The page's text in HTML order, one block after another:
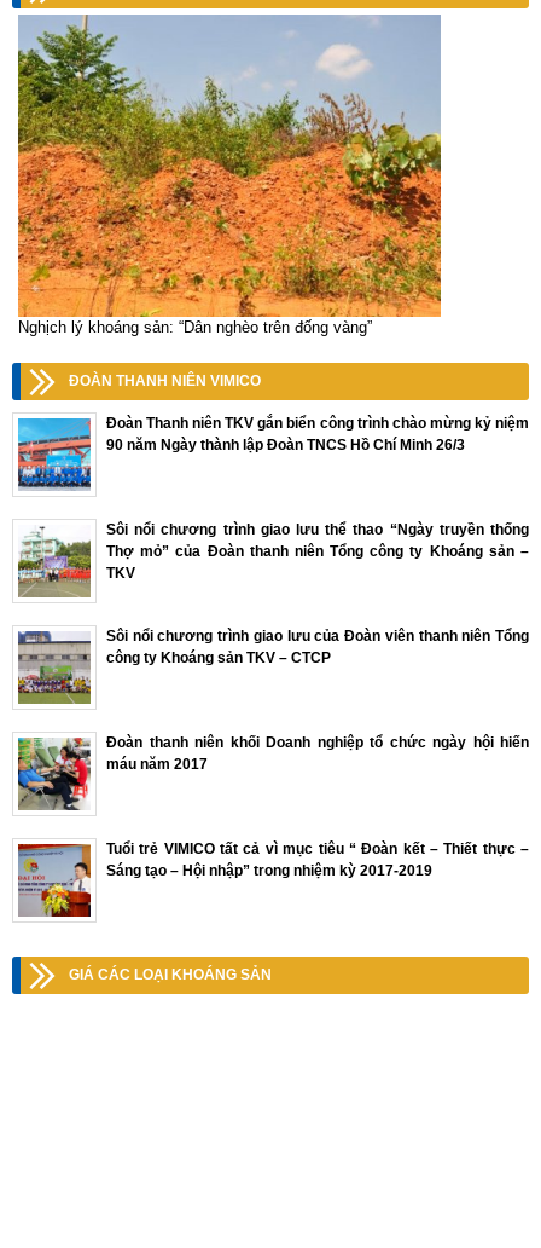
Nghịch lý khoáng sản: “Dân nghèo trên đống vàng”
ĐOÀN THANH NIÊN VIMICO
Đoàn Thanh niên TKV gắn biển công trình chào mừng kỷ niệm
90 năm Ngày thành lập Đoàn TNCS Hồ Chí Minh 26/3
Sôi nổi chương trình giao lưu thể thao “Ngày truyền thống
Thợ mỏ” của Đoàn thanh niên Tổng công ty Khoáng sản –
TKV
Sôi nổi chương trình giao lưu của Đoàn viên thanh niên Tổng
công ty Khoáng sản TKV – CTCP
Đoàn thanh niên khối Doanh nghiệp tổ chức ngày hội hiến
máu năm 2017
Tuổi trẻ VIMICO tất cả vì mục tiêu “ Đoàn kết – Thiết thực –
Sáng tạo – Hội nhập” trong nhiệm kỳ 2017-2019
GIÁ CÁC LOẠI KHOÁNG SẢN